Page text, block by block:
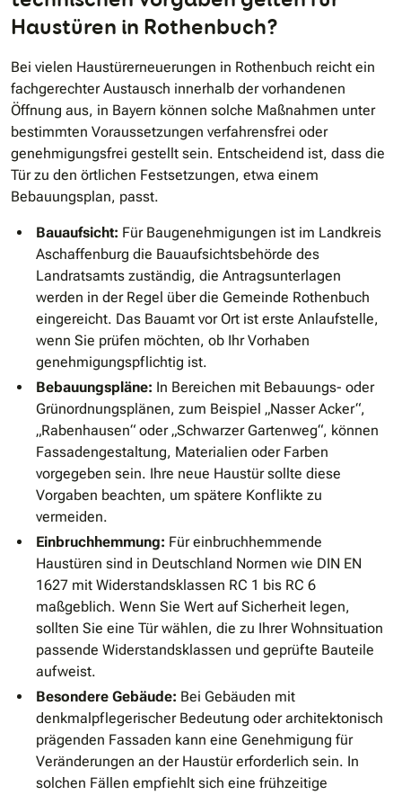
Haustüren in Rothenbuch?
Bei vielen Haustürerneuerungen in Rothenbuch reicht ein
fachgerechter Austausch innerhalb der vorhandenen
Öffnung aus, in Bayern können solche Maßnahmen unter
bestimmten Voraussetzungen verfahrensfrei oder
genehmigungsfrei gestellt sein. Entscheidend ist, dass die
Tür zu den örtlichen Festsetzungen, etwa einem
Bebauungsplan, passt.
Bauaufsicht: Für Baugenehmigungen ist im Landkreis
Aschaffenburg die Bauaufsichtsbehörde des
Landratsamts zuständig, die Antragsunterlagen
werden in der Regel über die Gemeinde Rothenbuch
eingereicht. Das Bauamt vor Ort ist erste Anlaufstelle,
wenn Sie prüfen möchten, ob Ihr Vorhaben
genehmigungspflichtig ist.
Bebauungspläne: In Bereichen mit Bebauungs- oder
Grünordnungsplänen, zum Beispiel „Nasser Acker“,
„Rabenhausen“ oder „Schwarzer Gartenweg“, können
Fassadengestaltung, Materialien oder Farben
vorgegeben sein. Ihre neue Haustür sollte diese
Vorgaben beachten, um spätere Konflikte zu
vermeiden.
Einbruchhemmung: Für einbruchhemmende
Haustüren sind in Deutschland Normen wie DIN EN
1627 mit Widerstandsklassen RC 1 bis RC 6
maßgeblich. Wenn Sie Wert auf Sicherheit legen,
sollten Sie eine Tür wählen, die zu Ihrer Wohnsituation
passende Widerstandsklassen und geprüfte Bauteile
aufweist.
Besondere Gebäude: Bei Gebäuden mit
denkmalpflegerischer Bedeutung oder architektonisch
prägenden Fassaden kann eine Genehmigung für
Veränderungen an der Haustür erforderlich sein. In
solchen Fällen empfiehlt sich eine frühzeitige